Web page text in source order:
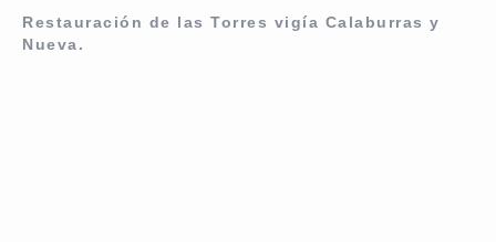
Restauración de las Torres vigía Calaburras y
Nueva.